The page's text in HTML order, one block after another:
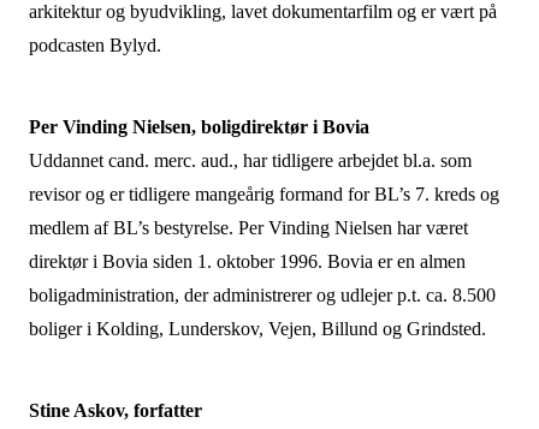
arkitektur og byudvikling, lavet dokumentarfilm og er vært på
podcasten Bylyd.
Per Vinding Nielsen, boligdirektør i Bovia
Uddannet cand. merc. aud., har tidligere arbejdet bl.a. som
revisor og er tidligere mangeårig formand for BL’s 7. kreds og
medlem af BL’s bestyrelse. Per Vinding Nielsen har været
direktør i Bovia siden 1. oktober 1996. Bovia er en almen
boligadministration, der administrerer og udlejer p.t. ca. 8.500
boliger i Kolding, Lunderskov, Vejen, Billund og Grindsted.
Stine Askov, forfatter